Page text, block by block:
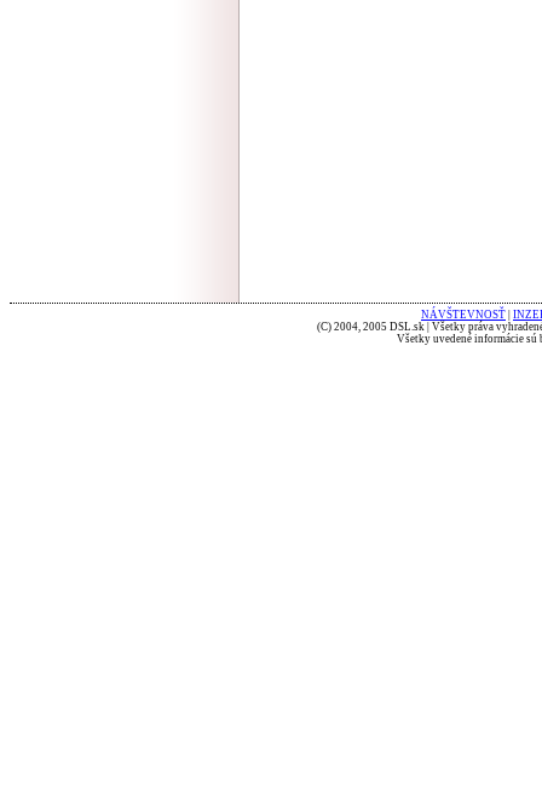
NÁVŠTEVNOSŤ
(C) 2004, 2005 DSL.sk | Všetky práva
Všetky uvedené informácie sú